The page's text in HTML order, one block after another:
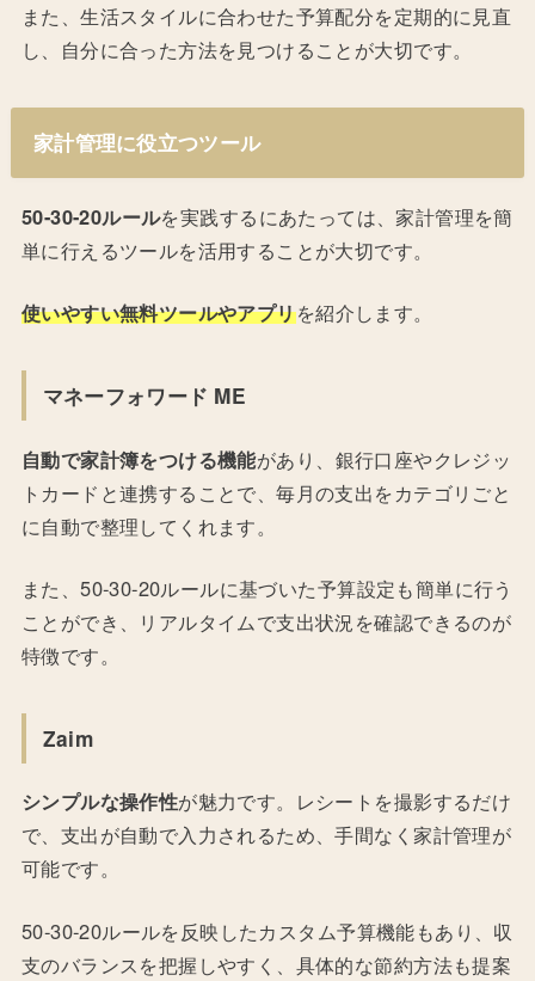
また、生活スタイルに合わせた予算配分を定期的に見直
し、自分に合った方法を見つけることが大切です。
家計管理に役立つツール
50-30-20ルールを実践するにあたっては、家計管理を簡
単に行えるツールを活用することが大切です。
使いやすい無料ツールやアプリを紹介します。
マネーフォワード ME
自動で家計簿をつける機能があり、銀行口座やクレジッ
トカードと連携することで、毎月の支出をカテゴリごと
に自動で整理してくれます。
また、50-30-20ルールに基づいた予算設定も簡単に行う
ことができ、リアルタイムで支出状況を確認できるのが
特徴です。
Zaim
シンプルな操作性が魅力です。レシートを撮影するだけ
で、支出が自動で入力されるため、手間なく家計管理が
可能です。
50-30-20ルールを反映したカスタム予算機能もあり、収
支のバランスを把握しやすく、具体的な節約方法も提案